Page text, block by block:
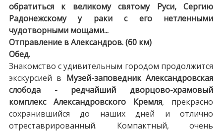
обратиться к великому святому Руси, Сергию
Радонежскому у раки с его нетленными
чудотворными мощами...
Отправление в Александров. (60 км)
Обед.
Знакомство с удивительным городом продолжится
экскурсией в Музей-заповедник Александровская
слобода - редчайший дворцово-храмовый
комплекс Александровского Кремля, прекрасно
сохранившийся до наших дней и отлично
отреставрированный. Компактный, очень